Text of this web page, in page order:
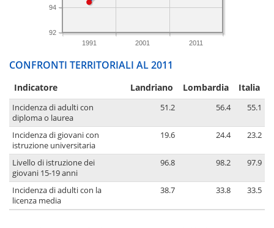
1991 2001 2011
92
94
CONFRONTI TERRITORIALI AL 2011
Indicatore Landriano Lombardia Italia
Incidenza di adulti con
diploma o laurea
51.2 56.4 55.1
Incidenza di giovani con
istruzione universitaria
19.6 24.4 23.2
Livello di istruzione dei
giovani 15-19 anni
96.8 98.2 97.9
Incidenza di adulti con la
licenza media
38.7 33.8 33.5